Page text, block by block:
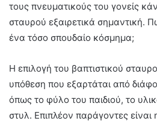
τους πνευματικούς του γονείς
σταυρού εξαιρετικά σημαντική.
ένα τόσο σπουδαίο κόσμημα;
Η επιλογή του βαπτιστικού
υπόθεση που εξαρτάται από
όπως το φύλο του παιδιού, το
στυλ. Επιπλέον παράγοντες